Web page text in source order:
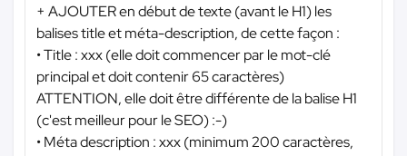
+ AJOUTER en début de texte (avant le H1) les
balises title et méta-description, de cette façon :
• Title : xxx (elle doit commencer par le mot-clé
principal et doit contenir 65 caractères)
ATTENTION, elle doit être différente de la balise H1
(c'est meilleur pour le SEO) :-)
• Méta description : xxx (minimum 200 caractères,